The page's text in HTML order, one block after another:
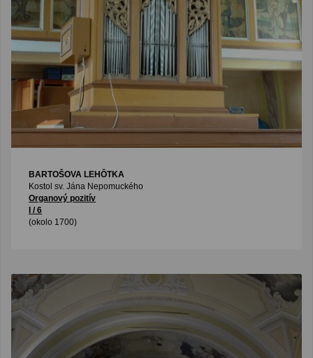
BARTOŠOVA LEHÔTKA
Kostol sv. Jána Nepomuckého
Organový pozitív
I / 6
(okolo 1700)